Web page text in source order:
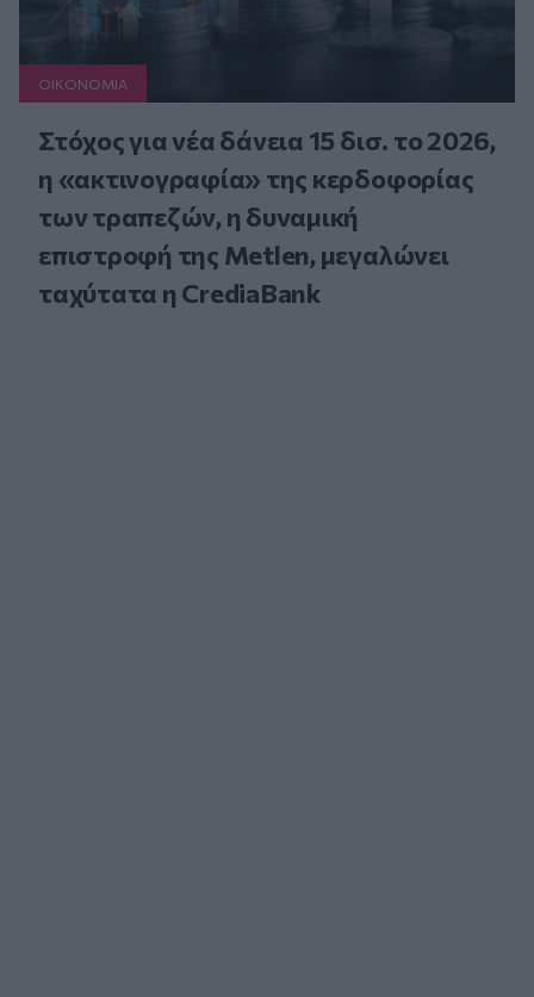
ΟΙΚΟΝΟΜΙΑ
Στόχος για νέα δάνεια 15 δισ. το 2026,
η «ακτινογραφία» της κερδοφορίας
των τραπεζών, η δυναμική
επιστροφή της Metlen, μεγαλώνει
ταχύτατα η CrediaBank